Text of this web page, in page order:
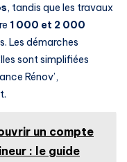
, tandis que les travaux
1 000 et 2 000
Les démarches
sont simplifiées
Rénov’,
un compte
: le guide